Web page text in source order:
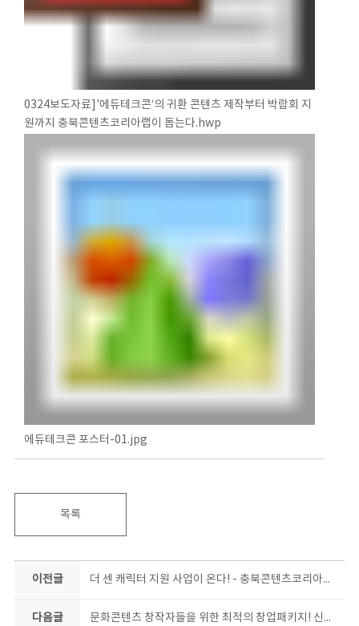
0324보도자료]'에듀테크콘’의 귀환 콘텐츠 제작부터 박람회 지
원까지 충북콘텐츠코리아랩이 돕는다.hwp
에듀테크콘 포스터-01.jpg
목록
이전글 더 센 캐릭터 지원 사업이 온다! - 충북콘텐츠코리아랩, 상품화 지원 사업 시동 -
다음글 문화콘텐츠 창작자들을 위한 최적의 창업패키지! 신청하면, 창업한다~